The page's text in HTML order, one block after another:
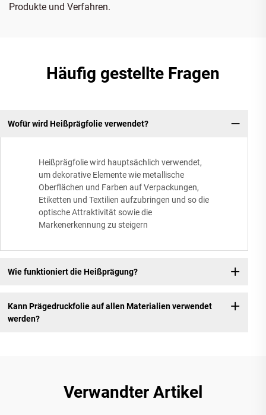
Produkte und Verfahren.
Häufig gestellte Fragen
Wofür wird Heißprägfolie verwendet?
Heißprägfolie wird hauptsächlich verwendet,
um dekorative Elemente wie metallische
Oberflächen und Farben auf Verpackungen,
Etiketten und Textilien aufzubringen und so die
optische Attraktivität sowie die
Markenerkennung zu steigern
Wie funktioniert die Heißprägung?
Kann Prägedruckfolie auf allen Materialien verwendet
werden?
Verwandter Artikel